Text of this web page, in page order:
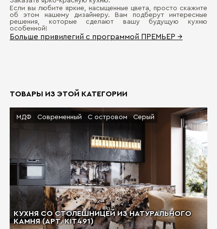
Если вы любите яркие, насыщенные цвета, просто скажите
об этом нашему дизайнеру. Вам подберут интересные
решения, которые сделают вашу будущую кухню
особенной!
Больше привилегий с программой ПРЕМЬЕР →
ТОВАРЫ ИЗ ЭТОЙ КАТЕГОРИИ
КУХНЯ СО СТОЛЕШНИЦЕЙ ИЗ НАТУРАЛЬНОГО
КАМНЯ (АРТ. KIT491)
МДФ Современный С островом Серый